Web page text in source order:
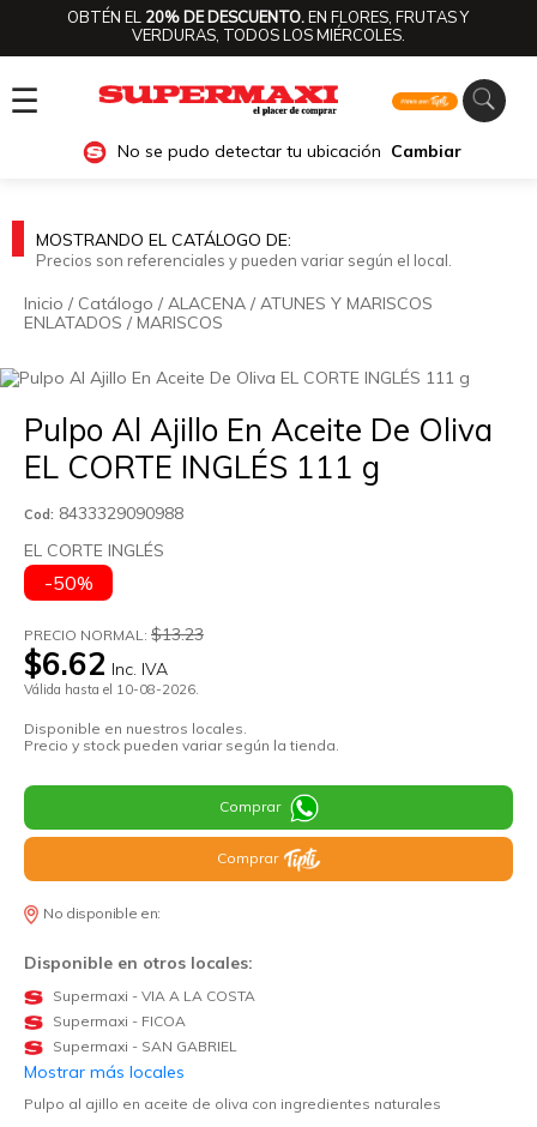
OBTÉN EL 20% DE DESCUENTO.EN FLORES, FRUTAS Y
VERDURAS, TODOS LOS MIÉRCOLES.
☰
No se pudo detectar tu ubicación Cambiar
MOSTRANDO EL CATÁLOGO DE:
Precios son referenciales y pueden variar según el local.
Inicio / Catálogo /ALACENA /ATUNES Y MARISCOS
ENLATADOS / MARISCOS
Pulpo Al Ajillo En Aceite De Oliva
EL CORTE INGLÉS 111 g
Cod: 8433329090988
EL CORTE INGLÉS
-50%
PRECIO NORMAL: $13.23
$6.62 Inc. IVA
Válida hasta el 10-08-2026.
Disponible en nuestros locales.
Precio y stock pueden variar según la tienda.
Comprar
Comprar
No disponible en:
Disponible en otros locales:
Supermaxi - VIA A LA COSTA
Supermaxi - FICOA
Supermaxi - SAN GABRIEL
Mostrar más locales
Pulpo al ajillo en aceite de oliva con ingredientes naturales